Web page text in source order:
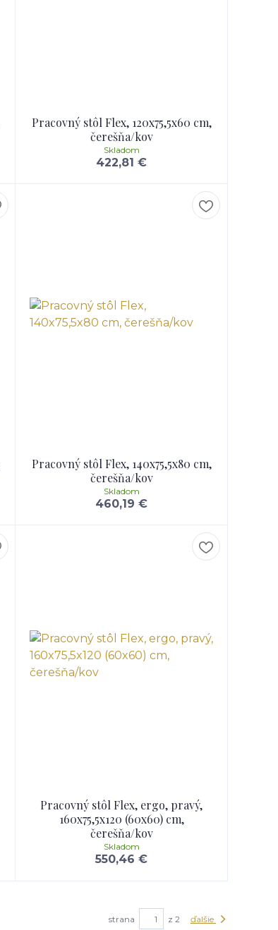
Pracovný stôl Flex, 120x75,5x60 cm,
čerešňa/kov
422,81 €
Skladom
Pracovný stôl Flex, 140x75,5x80 cm,
čerešňa/kov
460,19 €
Skladom
Pracovný stôl Flex, ergo, pravý,
160x75,5x120 (60x60) cm,
čerešňa/kov
550,46 €
Skladom
strana z 2 ďalšie